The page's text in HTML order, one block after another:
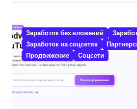
Заработок без вложений
Заработок на соцсетях
Продвижение
Соцсети